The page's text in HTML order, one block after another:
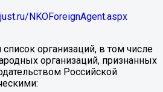
NKOForeignAgent.aspx
организаций, в том числе
организаций, признанных
Российской